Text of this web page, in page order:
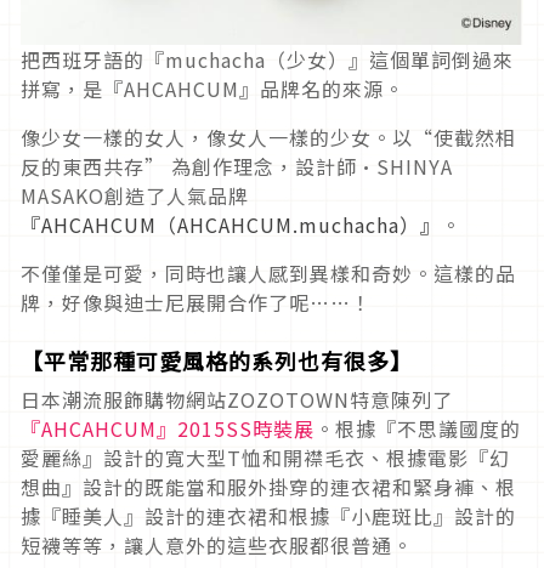
把西班牙語的『muchacha（少女）』這個單詞倒過來
拼寫，是『AHCAHCUM』品牌名的來源。
像少女一樣的女人，像女人一樣的少女。以“使截然相
反的東西共存” 為創作理念，設計師·SHINYA
MASAKO創造了人氣品牌
『AHCAHCUM（AHCAHCUM.muchacha）』
。
不僅僅是可愛，同時也讓人感到異樣和奇妙。這樣的品
牌，好像與迪士尼展開合作了呢……！
【平常那種可愛風格的系列也有很多】
日本潮流服飾購物網站ZOZOTOWN特意陳列了
『AHCAHCUM』2015SS時裝展 。根據『不思議國度的
愛麗絲』設計的寬大型T恤和開襟毛衣、根據電影『幻
想曲』設計的既能當和服外掛穿的連衣裙和緊身褲、根
據『睡美人』設計的連衣裙和根據『小鹿斑比』設計的
短襪等等，讓人意外的這些衣服都很普通。